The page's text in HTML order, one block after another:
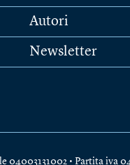
Autori
Newsletter
• Partita iva